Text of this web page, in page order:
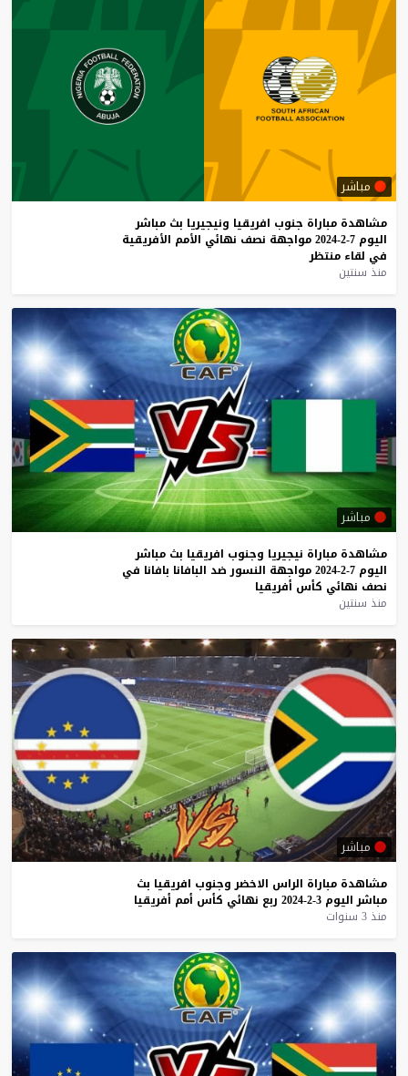
مباشر
مشاهدة مباراة جنوب افريقيا ونيجيريا بث مباشر
اليوم 7-2-2024 مواجهة نصف نهائي الأمم الأفريقية
في لقاء منتظر
منذ سنتين
مباشر
مشاهدة مباراة نيجيريا وجنوب افريقيا بث مباشر
اليوم 7-2-2024 مواجهة النسور ضد البافانا بافانا في
نصف نهائي كأس أفريقيا
منذ سنتين
مباشر
مشاهدة مباراة الراس الاخضر وجنوب افريقيا بث
مباشر اليوم 3-2-2024 ربع نهائي كأس أمم أفريقيا
منذ 3 سنوات